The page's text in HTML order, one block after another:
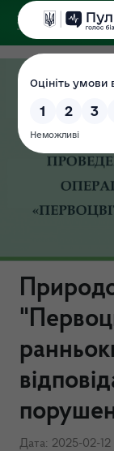
Дата: 2025-02-12